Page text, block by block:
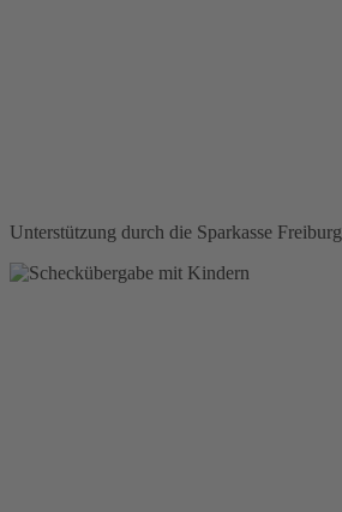
Unterstützung durch die Sparkasse Freiburg